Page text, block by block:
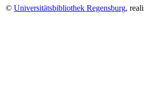
© Universitätsbibliothek Regensburg,